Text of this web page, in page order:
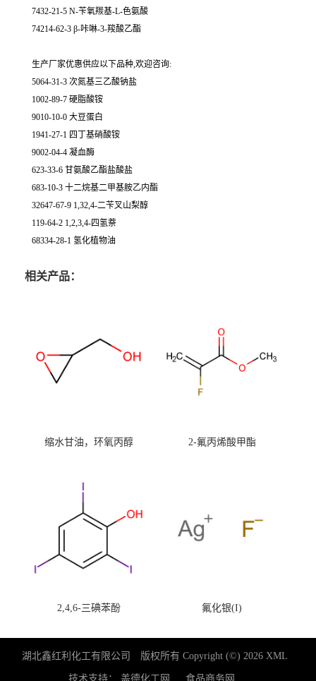
7432-21-5 N-苄氧羰基-L-色氨酸
74214-62-3 β-咔啉-3-羧酸乙酯
生产厂家优惠供应以下品种,欢迎咨询:
5064-31-3 次氮基三乙酸钠盐
1002-89-7 硬脂酸铵
9010-10-0 大豆蛋白
1941-27-1 四丁基硝酸铵
9002-04-4 凝血酶
623-33-6 甘氨酸乙酯盐酸盐
683-10-3 十二烷基二甲基胺乙内酯
32647-67-9 1,32,4-二苄叉山梨醇
119-64-2 1,2,3,4-四氢萘
68334-28-1 氢化植物油
相关产品：
缩水甘油，环氧丙醇 2-氟丙烯酸甲酯
2,4,6-三碘苯酚 氟化银(I)
湖北鑫红利化工有限公司 版权所有 Copyright (©) 2026 XML
技术支持： 盖德化工网 食品商务网